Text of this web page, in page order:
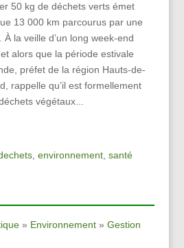
50 kg de déchets verts émet
13 000 km parcourus par une
la veille d’un long week-end
alors que la période estivale
préfet de la région Hauts-de-
rappelle qu’il est formellement
végétaux...
, environnement, santé
» Environnement» Gestion